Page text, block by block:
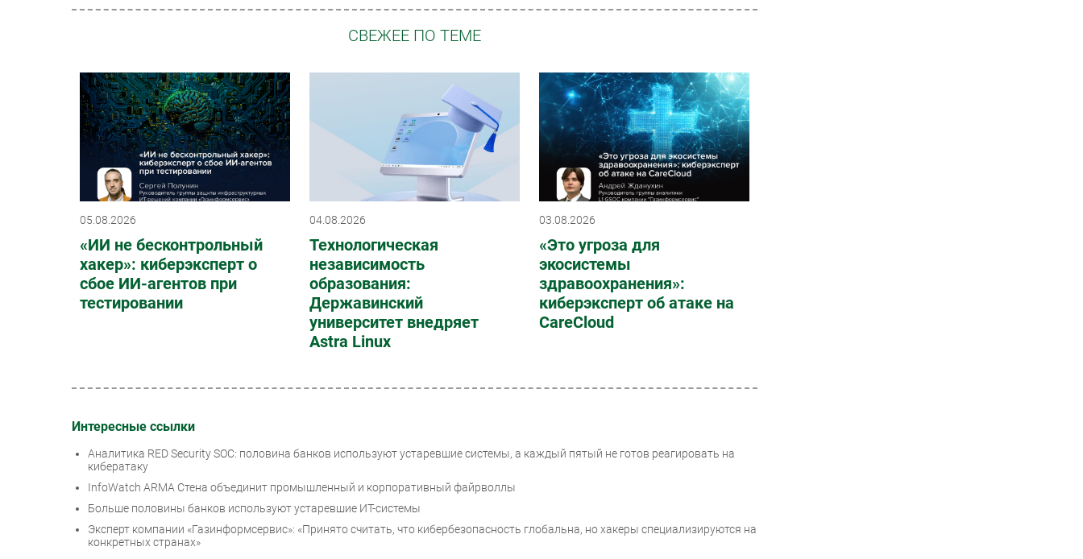
СВЕЖЕЕ ПО ТЕМЕ
05.08.2026
«ИИ не бесконтрольный
хакер»: киберэксперт о
сбое ИИ-агентов при
тестировании
04.08.2026
Технологическая
независимость
образования:
Державинский
университет внедряет
Astra Linux
03.08.2026
«Это угроза для
экосистемы
здравоохранения»:
киберэксперт об атаке на
CareCloud
Интересные ссылки
Аналитика RED Security SOC: половина банков используют устаревшие системы, а каждый пятый не готов реагировать на
кибератаку
InfoWatch ARMA Стена объединит промышленный и корпоративный файрволлы
Больше половины банков используют устаревшие ИТ-системы
Эксперт компании «Газинформсервис»: «Принято считать, что кибербезопасность глобальна, но хакеры специализируются на
конкретных странах»